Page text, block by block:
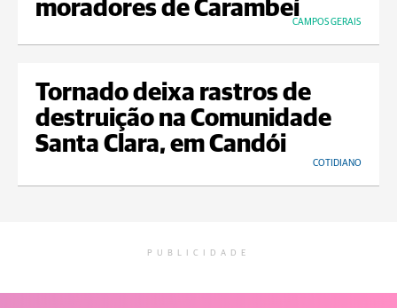
moradores de Carambeí
CAMPOS GERAIS
Tornado deixa rastros de
destruição na Comunidade
Santa Clara, em Candói
COTIDIANO
PUBLICIDADE